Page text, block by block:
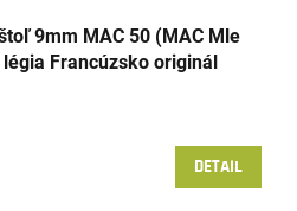
9mm MAC 50 (MAC Mle
Francúzsko originál
DETAIL